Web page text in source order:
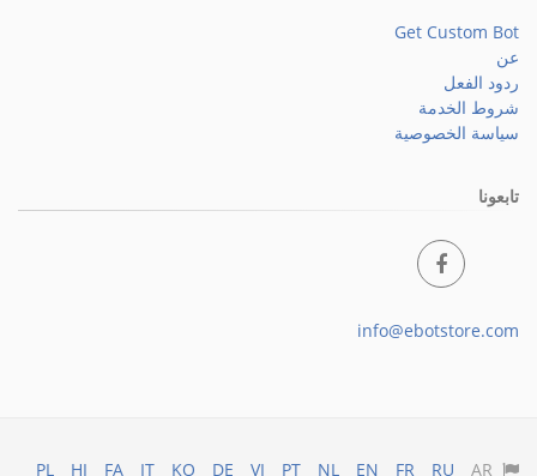
Get Custom Bot
عن
ردود الفعل
شروط الخدمة
سياسة الخصوصية
تابعونا
info@ebotstore.com
RU
FR
EN
NL
PT
VI
DE
KO
IT
FA
HI
PL